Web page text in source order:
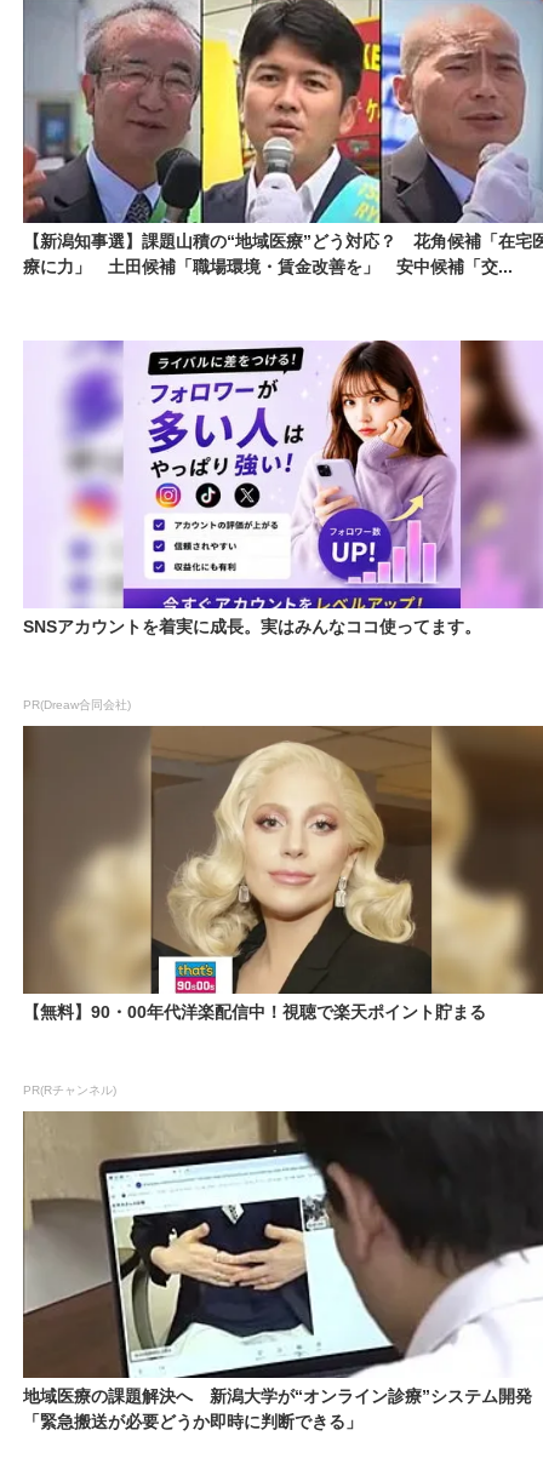
【新潟知事選】課題山積の“地域医療”どう対応？ 花角候補「在宅
療に力」 土田候補「職場環境・賃金改善を」 安中候補「交...
SNSアカウントを着実に成長。実はみんなココ使ってます。
PR(Dreaw合同会社)
【無料】90・00年代洋楽配信中！視聴で楽天ポイント貯まる
PR(Rチャンネル)
地域医療の課題解決へ 新潟大学が“オンライン診療”システム開発
「緊急搬送が必要どうか即時に判断できる」